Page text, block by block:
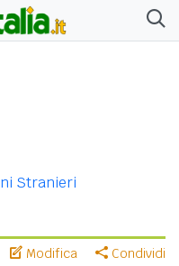
Stranieri
Modifica Condividi